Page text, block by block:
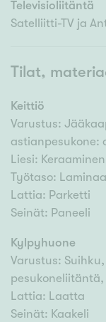
Televisioliitäntä
Satelliitti-TV ja
Tilat,
Keittiö
Varustus:
astianpesukone:
Liesi:
Työtaso:
Lattia: Parketti
Seinät: Paneeli
Kylpyhuone
Varustus:
Lattia: Laatta
Seinät: Kaakeli